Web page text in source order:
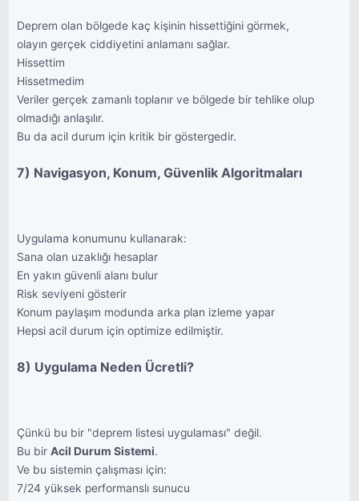
Deprem olan bölgede kaç kişinin hissettiğini görmek,
olayın gerçek ciddiyetini anlamanı sağlar.
Hissettim
Hissetmedim
Veriler gerçek zamanlı toplanır ve bölgede bir tehlike olup
olmadığı anlaşılır.
Bu da acil durum için kritik bir göstergedir.
7) Navigasyon, Konum, Güvenlik Algoritmaları
Uygulama konumunu kullanarak:
Sana olan uzaklığı hesaplar
En yakın güvenli alanı bulur
Risk seviyeni gösterir
Konum paylaşım modunda arka plan izleme yapar
Hepsi acil durum için optimize edilmiştir.
8) Uygulama Neden Ücretli?
Çünkü bu bir "deprem listesi uygulaması" değil.
Bu birAcil Durum Sistemi.
Ve bu sistemin çalışması için:
7/24 yüksek performanslı sunucu